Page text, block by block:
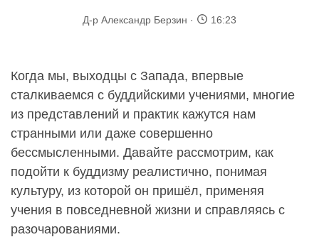
Д-р Александр Берзин 16:23
Когда мы, выходцы с Запада, впервые
сталкиваемся с буддийскими учениями, многие
из представлений и практик кажутся нам
странными или даже совершенно
бессмысленными. Давайте рассмотрим, как
подойти к буддизму реалистично, понимая
культуру, из которой он пришёл, применяя
учения в повседневной жизни и справляясь с
разочарованиями.